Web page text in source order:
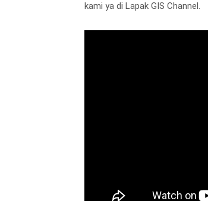
kami ya di Lapak GIS Channel.